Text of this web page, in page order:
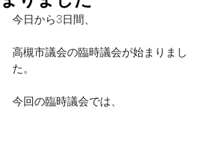
今日から3日間、
高槻市議会の臨時議会が始まりまし
た。
今回の臨時議会では、